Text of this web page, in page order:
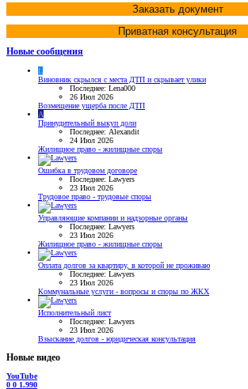
Заказать документ
Приватная консультация
Новые сообщения
L
Виновник скрылся с места ДТП и скрывает улики
Последнее: Lena000
26 Июл 2026
Возмещение ущерба после ДТП
A
Принудительный выкуп доли
Последнее: Alexandit
24 Июл 2026
Жилищное право - жилищные споры
Ошибка в трудовом договоре
Последнее: Lawyers
23 Июл 2026
Трудовое право - трудовые споры
Управляющие компании и надзорные органы
Последнее: Lawyers
23 Июл 2026
Жилищное право - жилищные споры
Оплата долгов за квартиру, в которой не проживаю
Последнее: Lawyers
23 Июл 2026
Коммунальные услуги - вопросы и споры по ЖКХ
Исполнительный лист
Последнее: Lawyers
23 Июл 2026
Взыскание долгов - юридическая консультация
Новые видео
YouTube
0 0 1.990